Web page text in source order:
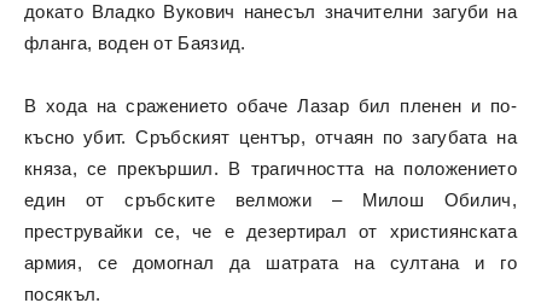
докато Владко Вукович нанесъл значителни загуби на
фланга, воден от Баязид.
В хода на сражението обаче Лазар бил пленен и по-
късно убит. Сръбският център, отчаян по загубата на
княза, се прекършил. В трагичността на положението
един от сръбските велможи – Милош Обилич,
преструвайки се, че е дезертирал от християнската
армия, се домогнал да шатрата на султана и го
посякъл.